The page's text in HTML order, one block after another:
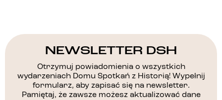
NEWSLETTER DSH
Otrzymuj powiadomienia o wszystkich
wydarzeniach Domu Spotkań z Historią! Wypełnij
formularz, aby zapisać się na newsletter.
Pamiętaj, że zawsze możesz aktualizować dane